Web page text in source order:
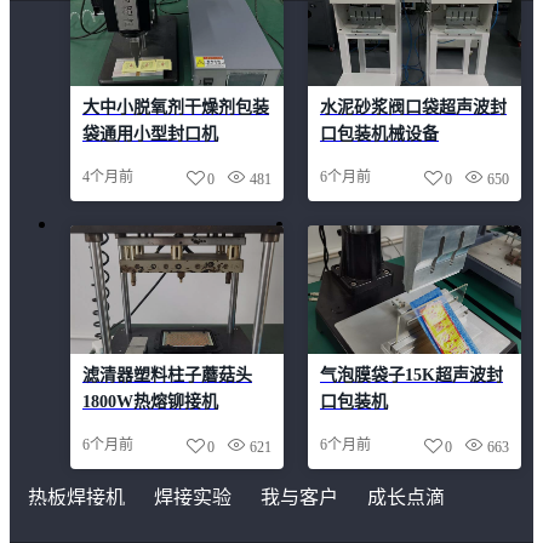
大中小脱氧剂干燥剂包装
袋通用小型封口机
4个月前 481
0
水泥砂浆阀口袋超声波封
口包装机械设备
6个月前 650
0
滤清器塑料柱子蘑菇头
1800W热熔铆接机
6个月前 621
0
气泡膜袋子15K超声波封
口包装机
6个月前 663
0
热板焊接机 焊接实验 我与客户 成长点滴